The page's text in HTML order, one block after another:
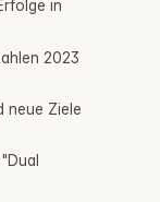
in
2023
neue Ziele